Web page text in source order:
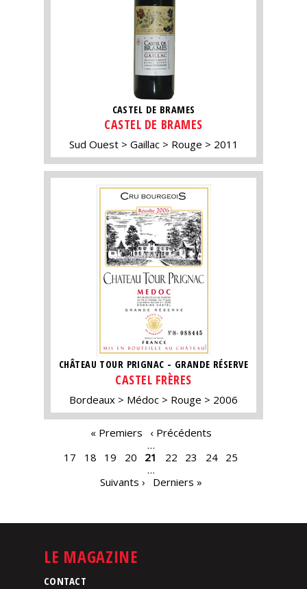
CASTEL DE BRAMES
CASTEL DE BRAMES
Sud Ouest Gaillac Rouge 2011
CHÂTEAU TOUR PRIGNAC - GRANDE RÉSERVE
CASTEL FRÈRES
Bordeaux Médoc Rouge 2006
« Premiers
‹ Précédents
…
17
18 19 20 21 22 23 24
25
…
Suivants ›
Derniers »
LE MAGAZINE
CONTACT